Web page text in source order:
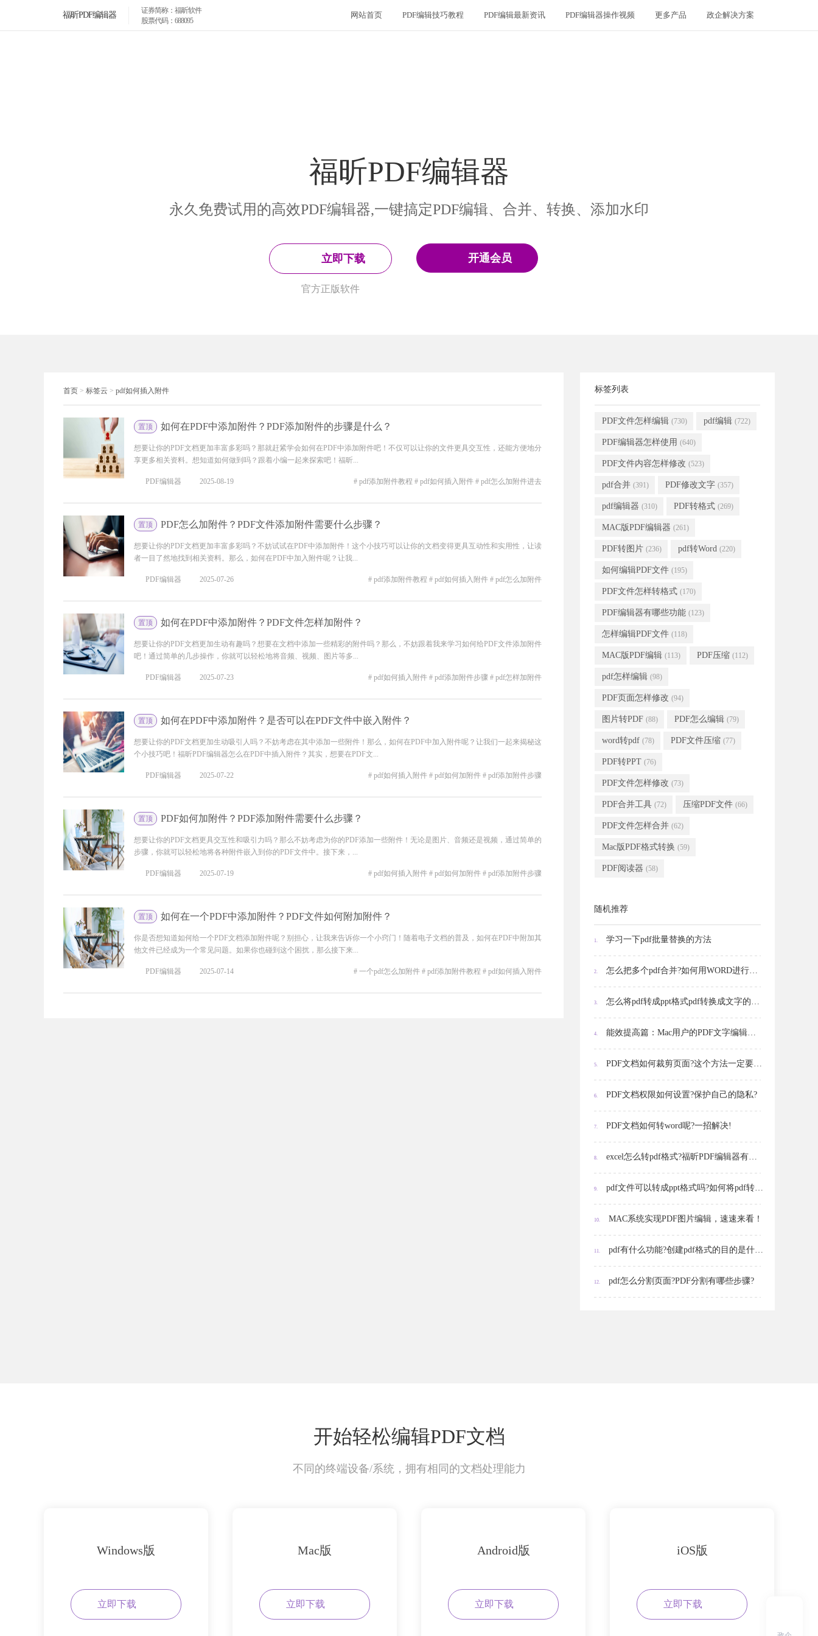
福昕PDF编辑器
证券简称：福昕软件
股票代码：688095
网站首页 PDF编辑技巧教程 PDF编辑最新资讯 PDF编辑器操作视频 更多产品 政企解决方案
福昕PDF编辑器
永久免费试用的高效PDF编辑器,一键搞定PDF编辑、合并、转换、添加水印
立即下载
官方正版软件
开通会员
首页 > 标签云 > pdf如何插入附件
置顶 如何在PDF中添加附件？PDF添加附件的步骤是什么？
想要让你的PDF文档更加丰富多彩吗？那就赶紧学会如何在PDF中添加附件吧！不仅可以让你的文件更具交互性，还能方便地分
享更多相关资料。想知道如何做到吗？跟着小编一起来探索吧！福昕...
PDF编辑器 2025-08-19 # pdf添加附件教程 # pdf如何插入附件 # pdf怎么加附件进去
置顶 PDF怎么加附件？PDF文件添加附件需要什么步骤？
想要让你的PDF文档更加丰富多彩吗？不妨试试在PDF中添加附件！这个小技巧可以让你的文档变得更具互动性和实用性，让读
者一目了然地找到相关资料。那么，如何在PDF中加入附件呢？让我...
PDF编辑器 2025-07-26 # pdf添加附件教程 # pdf如何插入附件 # pdf怎么加附件
置顶 如何在PDF中添加附件？PDF文件怎样加附件？
想要让你的PDF文档更加生动有趣吗？想要在文档中添加一些精彩的附件吗？那么，不妨跟着我来学习如何给PDF文件添加附件
吧！通过简单的几步操作，你就可以轻松地将音频、视频、图片等多...
PDF编辑器 2025-07-23 # pdf如何插入附件 # pdf添加附件步骤 # pdf怎样加附件
置顶 如何在PDF中添加附件？是否可以在PDF文件中嵌入附件？
想要让你的PDF文档更加生动吸引人吗？不妨考虑在其中添加一些附件！那么，如何在PDF中加入附件呢？让我们一起来揭秘这
个小技巧吧！福昕PDF编辑器怎么在PDF中插入附件？其实，想要在PDF文...
PDF编辑器 2025-07-22 # pdf如何插入附件 # pdf如何加附件 # pdf添加附件步骤
置顶 PDF如何加附件？PDF添加附件需要什么步骤？
想要让你的PDF文档更具交互性和吸引力吗？那么不妨考虑为你的PDF添加一些附件！无论是图片、音频还是视频，通过简单的
步骤，你就可以轻松地将各种附件嵌入到你的PDF文件中。接下来，...
PDF编辑器 2025-07-19 # pdf如何插入附件 # pdf如何加附件 # pdf添加附件步骤
置顶 如何在一个PDF中添加附件？PDF文件如何附加附件？
你是否想知道如何给一个PDF文档添加附件呢？别担心，让我来告诉你一个小窍门！随着电子文档的普及，如何在PDF中附加其
他文件已经成为一个常见问题。如果你也碰到这个困扰，那么接下来...
PDF编辑器 2025-07-14 # 一个pdf怎么加附件 # pdf添加附件教程 # pdf如何插入附件
标签列表
PDF文件怎样编辑 (730) pdf编辑 (722)
PDF编辑器怎样使用 (640)
PDF文件内容怎样修改 (523)
pdf合并 (391) PDF修改文字 (357)
pdf编辑器 (310) PDF转格式 (269)
MAC版PDF编辑器 (261)
PDF转图片 (236) pdf转Word (220)
如何编辑PDF文件 (195)
PDF文件怎样转格式 (170)
PDF编辑器有哪些功能 (123)
怎样编辑PDF文件 (118)
MAC版PDF编辑 (113) PDF压缩 (112)
pdf怎样编辑 (98)
PDF页面怎样修改 (94)
图片转PDF (88) PDF怎么编辑 (79)
word转pdf (78) PDF文件压缩 (77)
PDF转PPT (76)
PDF文件怎样修改 (73)
PDF合并工具 (72) 压缩PDF文件 (66)
PDF文件怎样合并 (62)
Mac版PDF格式转换 (59)
PDF阅读器 (58)
随机推荐
1. 学习一下pdf批量替换的方法
2. 怎么把多个pdf合并?如何用WORD进行合并?
3. 怎么将pdf转成ppt格式pdf转换成文字的方法是什么
4. 能效提高篇：Mac用户的PDF文字编辑的方法
5. PDF文档如何裁剪页面?这个方法一定要知道!
6. PDF文档权限如何设置?保护自己的隐私?
7. PDF文档如何转word呢?一招解决!
8. excel怎么转pdf格式?福昕PDF编辑器有哪些功能?
9. pdf文件可以转成ppt格式吗?如何将pdf转化为ppt?
10. MAC系统实现PDF图片编辑，速速来看！
11. pdf有什么功能?创建pdf格式的目的是什么?怎么缩小pdf文件大小
12. pdf怎么分割页面?PDF分割有哪些步骤?
开始轻松编辑PDF文档
不同的终端设备/系统，拥有相同的文档处理能力
Windows版
立即下载
Mac版
立即下载
Android版
立即下载
iOS版
立即下载